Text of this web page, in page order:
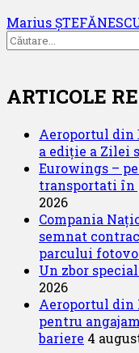
Marius
Caută
după:
ARTICOLE
Aeroportul din
a ediție a Zilei
Eurowings –
transportati în
2026
Compania
semnat
parcului
Un zbor
2026
Aeroportul din
pentru
bariere 4